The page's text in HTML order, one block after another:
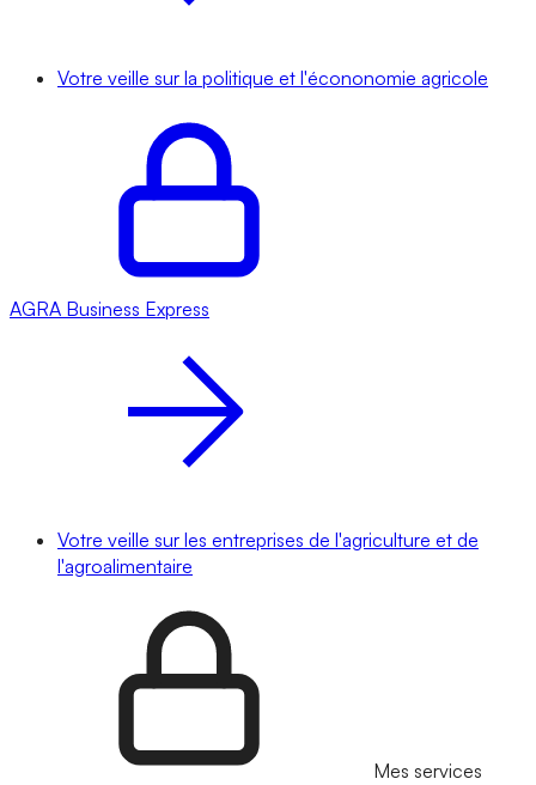
Votre veille sur la politique et l'écononomie agricole
AGRA Business Express
Votre veille sur les entreprises de l'agriculture et de
l'agroalimentaire
Mes services